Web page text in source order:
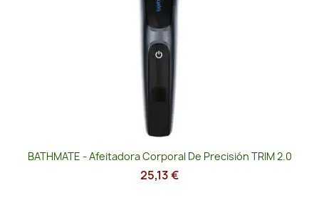
BATHMATE - Afeitadora Corporal De Precisión TRIM 2.0
25,13 €